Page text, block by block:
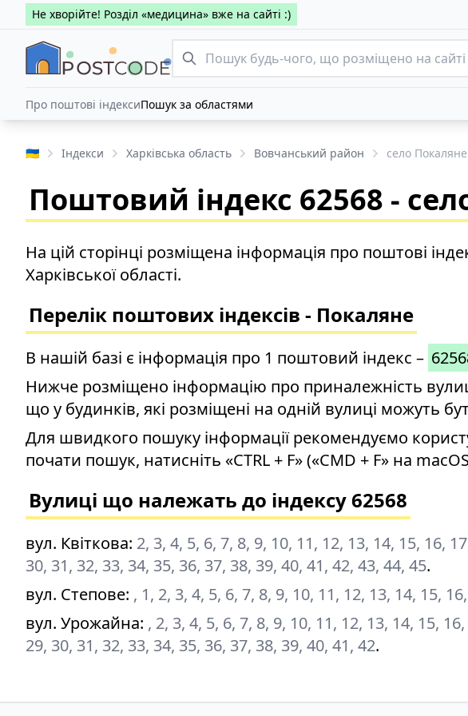
Не хворійте! Розділ «медицина» вже на сайті :)
Про поштові індексиПошук за областями
🇺🇦 Індекси Харківська область Вовчанський район село Покаляне
Поштовий індекс 62568 -
На цій сторінці розміщена інформація про поштові
Харківської області.
Перелік поштових індексів - Покаляне
В нашій базі є інформація про 1 поштовий індекс –
Нижче розміщено інформацію про приналежність
що у будинків, які розміщені на одній вулиці можуть
Для швидкого пошуку інформації рекомендуємо
почати пошук, натисніть «CTRL + F» («CMD + F» на
Вулиці що належать до індексу 62568
вул. Квіткова: 2, 3, 4, 5, 6, 7, 8, 9, 10, 11, 12, 13, 14, 15, 16,
30, 31, 32, 33, 34, 35, 36, 37, 38, 39, 40, 41, 42, 43, 44, 45.
вул. Степове: , 1, 2, 3, 4, 5, 6, 7, 8, 9, 10, 11, 12, 13, 14, 15,
вул. Урожайна: , 2, 3, 4, 5, 6, 7, 8, 9, 10, 11, 12, 13, 14, 15,
29, 30, 31, 32, 33, 34, 35, 36, 37, 38, 39, 40, 41, 42.